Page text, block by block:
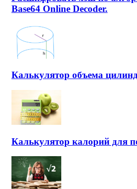
Base64 Online Decoder.
Калькулятор объема
Калькулятор калорий для